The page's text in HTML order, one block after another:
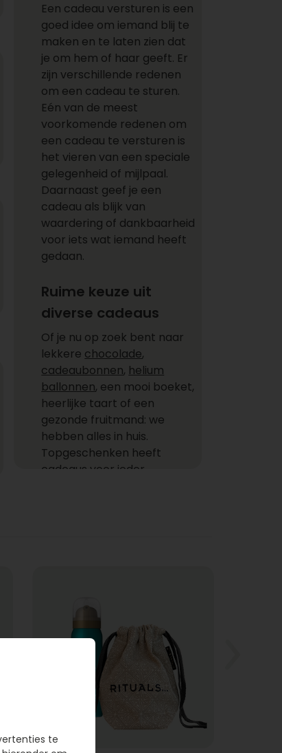
Een cadeau versturen is een
goed idee om iemand blij te
maken en te laten zien dat
je om hem of haar geeft. Er
zijn verschillende redenen
om een cadeau te sturen.
Eén van de meest
voorkomende redenen om
een cadeau te versturen is
het vieren van een speciale
gelegenheid of mijlpaal.
Daarnaast geef je een
cadeau als blijk van
waardering of dankbaarheid
voor iets wat iemand heeft
gedaan.
Ruime keuze uit
diverse cadeaus
Of je nu op zoek bent naar
lekkere chocolade,
cadeaubonnen, helium
ballonnen, een mooi boeket,
heerlijke taart of een
gezonde fruitmand: we
hebben alles in huis.
Topgeschenken heeft
cadeaus voor ieder
Gemakkelijk cadeaus
bezorgen
Bij wie laat jij een cadeau
bezorgen? Een cadeau
bezorgen bij één of meer
ontvangers is niet alleen
gemakkelijk, want je hoeft
de deur niet uit, maar het
te